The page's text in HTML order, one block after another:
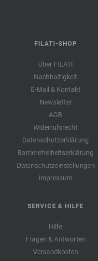
FILATI-SHOP
Über FILATI
Nachhaltigkeit
E-Mail & Kontakt
Newsletter
AGB
Widerrufsrecht
Datenschutzerklärung
Barrierefreiheitserklärung
Datenschutzeinstellungen
Impressum
SERVICE & HILFE
Hilfe
Fragen & Antworten
Versandkosten